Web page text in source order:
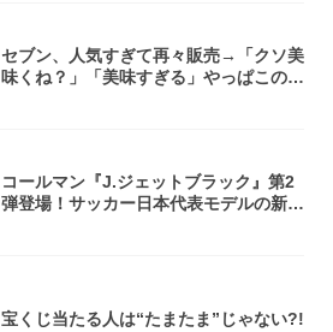
セブン、人気すぎて再々販売→「クソ美
味くね？」「美味すぎる」やっぱこのク
コールマン『J.ジェットブラック』第2
弾登場！サッカー日本代表モデルの新作
宝くじ当たる人は“たまたま”じゃない?!